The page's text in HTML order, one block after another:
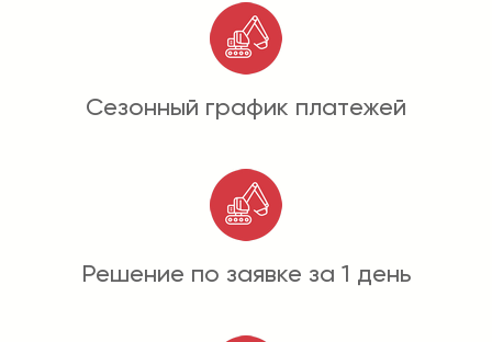
Сезонный график платежей
Решение по заявке за 1 день